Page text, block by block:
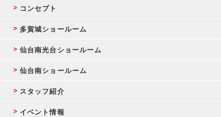
コンセプト
多賀城ショールーム
仙台南光台ショールーム
仙台南ショールーム
スタッフ紹介
イベント情報